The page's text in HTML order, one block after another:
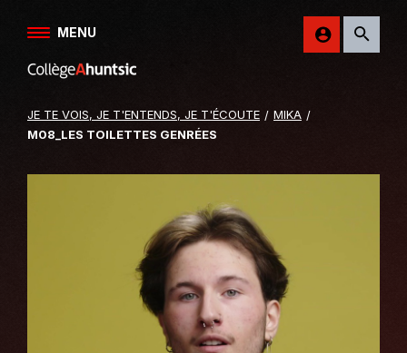
Aller au contenu
MENU
Retour
site
du
Ahuntsic
JE TE VOIS, JE T'ENTENDS, JE T'ÉCOUTE
MIKA
M08_LES TOILETTES GENRÉES